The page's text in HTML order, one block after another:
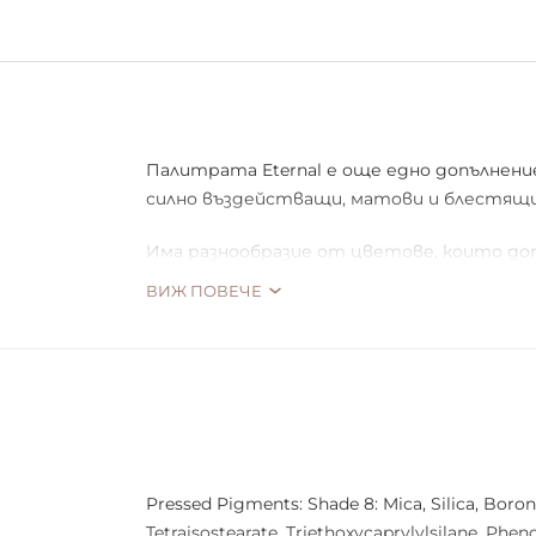
Палитрата Eternal е още едно
силно въздействащи, матови и
Има разнообразие от цветове, които
Създайте мек блясък със закачливи
Веган.
ВИЖ ПОВЕЧЕ
Pressed Pigments: Shade 8: Mica, Silica,